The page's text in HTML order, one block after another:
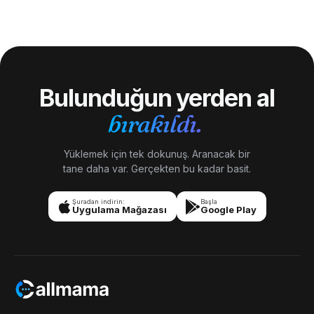
kullanıyor10112yangın + kurtarma hizmetleri için.
Bulunduğun yerden al
bırakıldı.
Yüklemek için tek dokunuş. Aranacak bir
tane daha var. Gerçekten bu kadar basit.
Şuradan indirin:
Uygulama Mağazası
Başla
Google Play